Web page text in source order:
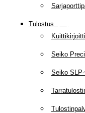
Tulostus
Seiko
Seiko